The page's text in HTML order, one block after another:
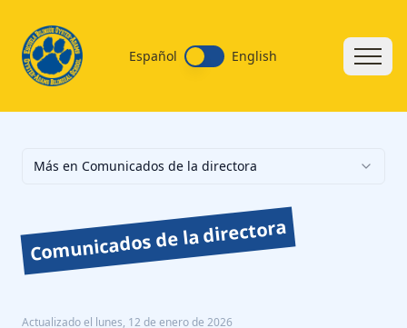
Español English
Más en Comunicados de la directora
Comunicados de la directora
Actualizado el lunes, 12 de enero de 2026